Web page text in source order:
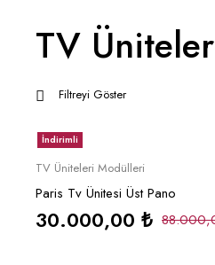
TV
Filtreyi Göster
İndirimli
TV Üniteleri Modülleri
Paris Tv Ünitesi Üst Pano
30.000,00 ₺